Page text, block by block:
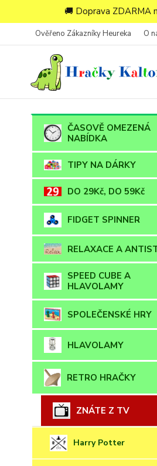
🚚 Doprava ZDARMA
Ověřeno Zákazníky Heureka O
ČASOVĚ OMEZENÁ
NABÍDKA
TIPY NA DÁRKY
DO 29Kč, DO 59Kč
FIDGET SPINNER
RELAXACE A
SPEED CUBE A
HLAVOLAMY
SPOLEČENSKÉ HRY
HLAVOLAMY
RETRO HRAČKY
ZNÁTE Z TV
Harry Potter